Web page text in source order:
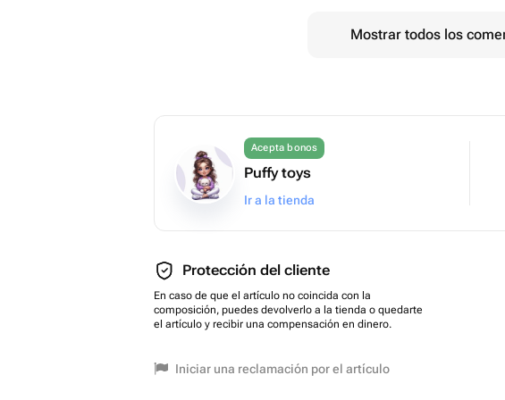
Mostrar todos los
Acepta bonos
Puffy toys
Ir a la tienda
Protección del cliente
En caso de que el artículo no coincida con la
composición, puedes devolverlo a la tienda o quedarte
el artículo y recibir una compensación en dinero.
Iniciar una reclamación por el artículo